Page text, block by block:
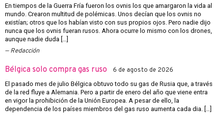
En tiempos de la Guerra Fría fueron los ovnis los que amargaron la vida al
mundo. Crearon multitud de polémicas. Unos decían que los ovnis no
existían; otros que los habían visto con sus propios ojos. Pero nadie dijo
nunca que los ovnis fueran rusos. Ahora ocurre lo mismo con los drones,
aunque nadie duda […]
Redacción
Bélgica solo compra gas ruso 6 de agosto de 2026
El pasado mes de julio Bélgica obtuvo todo su gas de Rusia que, a través
de la red fluye a Alemania. Pero a partir de enero del año que viene entra
en vigor la prohibición de la Unión Europea. A pesar de ello, la
dependencia de los países miembros del gas ruso aumenta cada dia. […]